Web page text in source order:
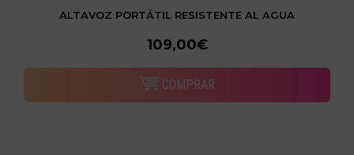
ALTAVOZ PORTÁTIL RESISTENTE AL AGUA
109,00€
COMPRAR